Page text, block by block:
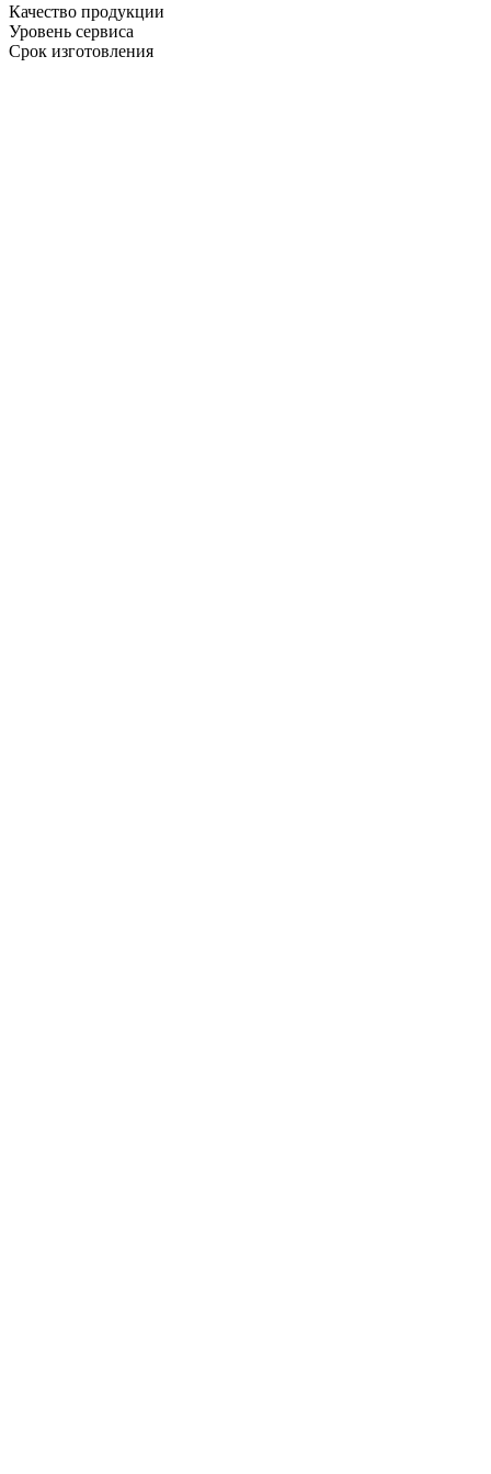
Качество продукции
Уровень сервиса
Срок изготовления